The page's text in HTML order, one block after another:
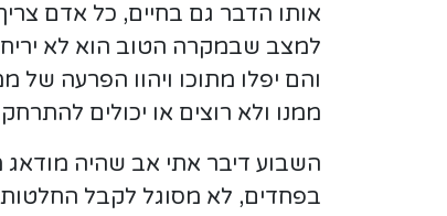
אותו הדבר גם בחיים, כל אדם
למצב שבמקרה הטוב הוא לא יריח
והם יפלו מתוכו ויהוו הפרעה
ממנו ולא רוצים או יכולים
בפחדים, לא מסוגל לקבל החלטות,